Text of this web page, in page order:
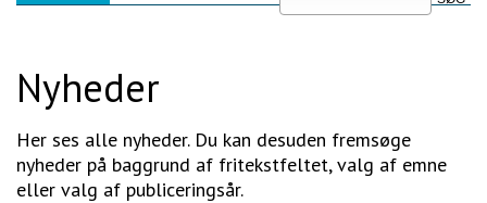
Navigation
Nyheder
Her ses alle nyheder. Du kan desuden fremsøge
nyheder på baggrund af fritekstfeltet, valg af emne
eller valg af publiceringsår.